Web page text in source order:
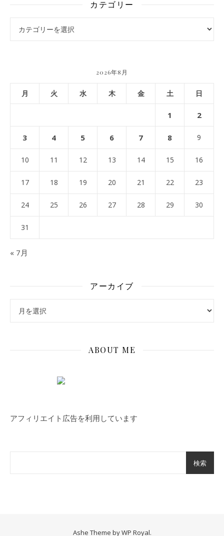
カテゴリー
2026年8月
月 火 水 木 金 土 日
1 2
3 4 5 6 7 8 9
10 11 12 13 14 15 16
17 18 19 20 21 22 23
24 25 26 27 28 29 30
31
« 7月
アーカイブ
ABOUT ME
アフィリエイト広告を利用しています
検索
Ashe Theme byWP Royal.